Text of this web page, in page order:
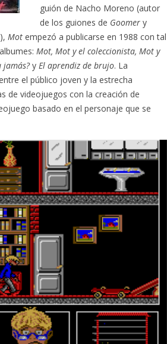
guión de Nacho Moreno (autor
de los guiones de Goomer y
Mot empezó a publicarse en 1988 con tal
Mot, Mot y el coleccionista, Mot y
jamás?y El aprendiz de brujo. La
el público joven y la estrecha
de videojuegos con la creación de
basado en el personaje que se